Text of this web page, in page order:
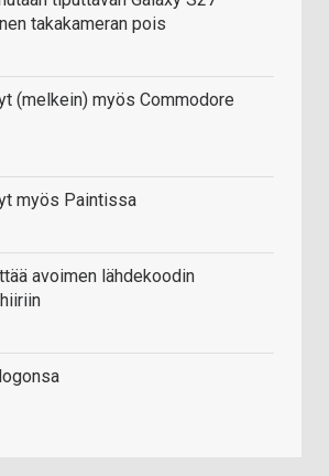
takakameran pois
(melkein) myös Commodore
myös Paintissa
avoimen lähdekoodin